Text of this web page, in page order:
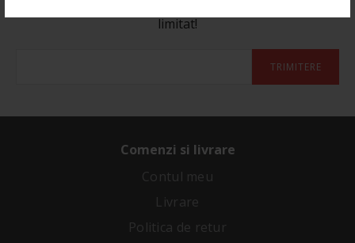
limitat!
TRIMITERE
Comenzi si livrare
Contul meu
Livrare
Politica de retur